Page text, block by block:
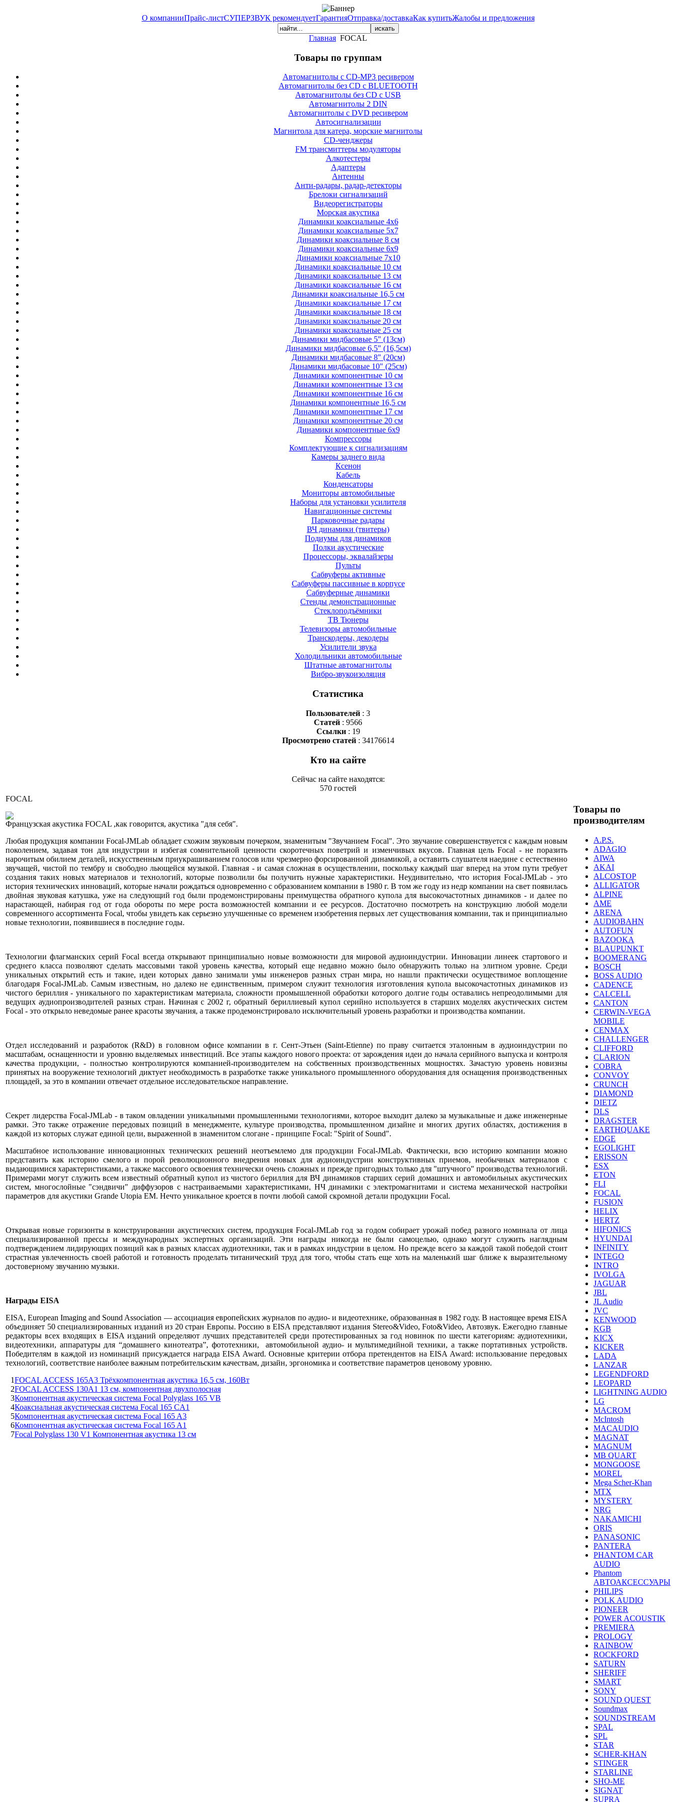
О компанииПрайс-листСУПЕРЗВУК рекомендуетГарантияОтправка/доставкаКак купитьЖалобы и предложения
Главная FOCAL
Товары по группам
Автомагнитолы с CD-MP3 ресивером
Автомагнитолы без CD с BLUETOOTH
Автомагнитолы без CD с USB
Автомагнитолы 2 DIN
Автомагнитолы с DVD ресивером
Автосигнализации
Магнитола для катера, морские магнитолы
CD-ченджеры
FM трансмиттеры модуляторы
Алкотестеры
Адаптеры
Антенны
Анти-радары, радар-детекторы
Брелоки сигнализаций
Видеорегистраторы
Морская акустика
Динамики коаксиальные 4х6
Динамики коаксиальные 5х7
Динамики коаксиальные 8 см
Динамики коаксиальные 6х9
Динамики коаксиальные 7х10
Динамики коаксиальные 10 см
Динамики коаксиальные 13 см
Динамики коаксиальные 16 см
Динамики коаксиальные 16,5 см
Динамики коаксиальные 17 см
Динамики коаксиальные 18 см
Динамики коаксиальные 20 см
Динамики коаксиальные 25 см
Динамики мидбасовые 5" (13см)
Динамики мидбасовые 6,5" (16,5см)
Динамики мидбасовые 8" (20см)
Динамики мидбасовые 10" (25см)
Динамики компонентные 10 см
Динамики компонентные 13 см
Динамики компонентные 16 см
Динамики компонентные 16,5 см
Динамики компонентные 17 см
Динамики компонентные 20 см
Динамики компонентные 6х9
Компрессоры
Комплектующие к сигнализациям
Камеры заднего вида
Ксенон
Кабель
Конденсаторы
Мониторы автомобильные
Наборы для установки усилителя
Навигационные системы
Парковочные радары
ВЧ динамики (твитеры)
Подиумы для динамиков
Полки акустические
Процессоры, эквалайзеры
Пульты
Сабвуферы активные
Сабвуферы пассивные в корпусе
Сабвуферные динамики
Стенды демонстрационные
Стеклоподъёмники
ТВ Тюнеры
Телевизоры автомобильные
Транскодеры, декодеры
Усилители звука
Холодильники автомобильные
Штатные автомагнитолы
Вибро-звукоизоляция
Статистика
Пользователей : 3
Статей : 9566
Ссылки: 19
Просмотрено статей: 34176614
Кто на сайте
Сейчас на сайте находятся:
570 гостей
FOCAL
Французская акустика FOCAL ,как говорится, акустика "для себя".
Любая продукция компании Focal-JMLab обладает схожим звуковым почерком, знаменитым "Звучанием Focal". Это звучание совершенствуется с каждым новым
поколением, задавая тон для индустрии и избегая сомнительной ценности скоротечных поветрий и изменчивых вкусов. Главная цель Focal - не поразить
нарочитым обилием деталей, искусственным приукрашиванием голосов или чрезмерно форсированной динамикой, а оставить слушателя наедине с естественно
звучащей, чистой по тембру и свободно льющейся музыкой. Главная - и самая сложная в осуществлении, поскольку каждый шаг вперед на этом пути требует
создания таких новых материалов и технологий, которые позволили бы получить нужные характеристики. Неудивительно, что история Focal-JMLab - это
история технических инноваций, которые начали рождаться одновременно с образованием компании в 1980 г. В том же году из недр компании на свет появилась
двойная звуковая катушка, уже на следующий год были продемонстрированы преимущества обратного купола для высокочастотных динамиков - и далее по
нарастающей, набирая год от года обороты по мере роста возможностей компании и ее ресурсов. Достаточно посмотреть на конструкцию любой модели
современного ассортимента Focal, чтобы увидеть как серьезно улучшенные со временем изобретения первых лет существования компании, так и принципиально
новые технологии, появившиеся в последние годы.
Технологии флагманских серий Focal всегда открывают принципиально новые возможности для мировой аудиоиндустрии. Инновации линеек стартового и
среднего класса позволяют сделать массовыми такой уровень качества, который еще недавно можно было обнаружить только на элитном уровне. Среди
уникальных открытий есть и такие, идеи которых давно занимали умы инженеров разных стран мира, но нашли практически осуществимое воплощение
благодаря Focal-JMLab. Самым известным, но далеко не единственным, примером служит технология изготовления купола высокочастотных динамиков из
чистого бериллия - уникального по характеристикам материала, сложности промышленной обработки которого долгие годы оставались непреодолимыми для
ведущих аудиопроизводителей разных стран. Начиная с 2002 г, обратный бериллиевый купол серийно используется в старших моделях акустических систем
Focal - это открыло неведомые ранее красоты звучания, а также продемонстрировало исключительный уровень разработки и производства компании.
Отдел исследований и разработок (R&D) в головном офисе компании в г. Сент-Этьен (Saint-Etienne) по праву считается эталонным в аудиоиндустрии по
масштабам, оснащенности и уровню выделяемых инвестиций. Все этапы каждого нового проекта: от зарождения идеи до начала серийного выпуска и контроля
качества продукции, - полностью контролируются компанией-производителем на собственных производственных мощностях. Зачастую уровень новизны
принятых на вооружение технологий диктует необходимость в разработке также уникального промышленного оборудования для оснащения производственных
площадей, за это в компании отвечает отдельное исследовательское направление.
Секрет лидерства Focal-JMLab - в таком овладении уникальными промышленными технологиями, которое выходит далеко за музыкальные и даже инженерные
рамки. Это также отражение передовых позиций в менеджменте, культуре производства, промышленном дизайне и многих других областях, достижения в
каждой из которых служат единой цели, выраженной в знаменитом слогане - принципе Focal: "Spirit of Sound".
Масштабное использование инновационных технических решений неотъемлемо для продукции Focal-JMLab. Фактически, всю историю компании можно
представить как историю смелого и порой революционного внедрения новых для аудиоиндустрии конструктивных приемов, необычных материалов с
выдающимися характеристиками, а также массового освоения технически очень сложных и прежде пригодных только для "штучного" производства технологий.
Примерами могут служить всем известный обратный купол из чистого бериллия для ВЧ динамиков старших серий домашних и автомобильных акустических
систем, многослойные "сэндвичи" диффузоров с настраиваемыми характеристиками, НЧ динамики с электромагнитами и система механической настройки
параметров для акустики Grande Utopia EM. Нечто уникальное кроется в почти любой самой скромной детали продукции Focal.
Открывая новые горизонты в конструировании акустических систем, продукция Focal-JMLab год за годом собирает урожай побед разного номинала от лица
специализированной прессы и международных экспертных организаций. Эти награды никогда не были самоцелью, однако могут служить наглядным
подтверждением лидирующих позиций как в разных классах аудиотехники, так и в рамках индустрии в целом. Но прежде всего за каждой такой победой стоит
страстная увлеченность своей работой и готовность проделать титанический труд для того, чтобы стать еще хоть на маленький шаг ближе к выразительному
достоверному звучанию музыки.
Награды EISA
EISA, European Imaging and Sound Association — ассоциация европейских журналов по аудио- и видеотехнике, образованная в 1982 году. В настоящее время EISA
объединяет 50 специализированных изданий из 20 стран Европы. Россию в EISA представляют издания Stereo&Video, Foto&Video, Автозвук. Ежегодно главные
редакторы всех входящих в EISA изданий определяют лучших представителей среди протестированных за год новинок по шести категориям: аудиотехники,
видеотехники, аппаратуры для “домашнего кинотеатра”, фототехники, автомобильной аудио- и мультимедийной техники, а также портативных устройств.
Победителям в каждой из номинаций присуждается награда EISA Award. Основные критерии отбора претендентов на EISA Award: использование передовых
технологий, соответствие наиболее важным потребительским качествам, дизайн, эргономика и соответствие параметров ценовому уровню.
1FOCAL ACCESS 165A3 Трёхкомпонентная акустика 16,5 см, 160Вт
2FOCAL ACCESS 130A1 13 см, компонентная двухполосная
3Компонентная акустическая система Focal Polyglass 165 VB
4Коаксиальная акустическая система Focal 165 CA1
5Компонентная акустическая система Focal 165 A3
6Компонентная акустическая система Focal 165 A1
7Focal Polyglass 130 V1 Компонентная акустика 13 см
Товары по
производителям
A.P.S.
ADAGIO
AIWA
AKAI
ALCOSTOP
ALLIGATOR
ALPINE
AME
ARENA
AUDIOBAHN
AUTOFUN
BAZOOKA
BLAUPUNKT
BOOMERANG
BOSCH
BOSS AUDIO
CADENCE
CALCELL
CANTON
CERWIN-VEGA
MOBILE
CENMAX
CHALLENGER
CLIFFORD
CLARION
COBRA
CONVOY
CRUNCH
DIAMOND
DIETZ
DLS
DRAGSTER
EARTHQUAKE
EDGE
EGOLIGHT
ERISSON
ESX
ETON
FLI
FOCAL
FUSION
HELIX
HERTZ
HIFONICS
HYUNDAI
INFINITY
INTEGO
INTRO
IVOLGA
JAGUAR
JBL
JL Audio
JVC
KENWOOD
KGB
KICX
KICKER
LADA
LANZAR
LEGENDFORD
LEOPARD
LIGHTNING AUDIO
LG
MACROM
McIntosh
MACAUDIO
MAGNAT
MAGNUM
MB QUART
MONGOOSE
MOREL
Mega Scher-Khan
MTX
MYSTERY
NRG
NAKAMICHI
ORIS
PANASONIC
PANTERA
PHANTOM CAR
AUDIO
Phantom
АВТОАКСЕССУАРЫ
PHILIPS
POLK AUDIO
PIONEER
POWER ACOUSTIK
PREMIERA
PROLOGY
RAINBOW
ROCKFORD
SATURN
SHERIFF
SMART
SONY
SOUND QUEST
Soundmax
SOUNDSTREAM
SPAL
SPL
STAR
SCHER-KHAN
STINGER
STARLINE
SHO-ME
SIGNAT
SUPRA